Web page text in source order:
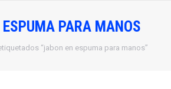
PARA MANOS
“jabon en espuma para manos”